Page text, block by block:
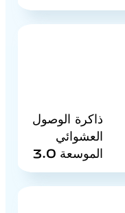
ذاكرة الوصول
العشوائي
الموسعة 3.0